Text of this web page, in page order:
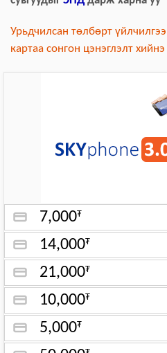
Урьдчилсан төлбөрт
картаа сонгон цэнэглэлт хийнэ
7,000₮
14,000₮
21,000₮
10,000₮
5,000₮